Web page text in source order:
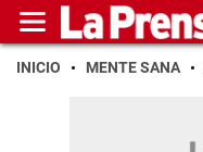
INICIO MENTE SANA